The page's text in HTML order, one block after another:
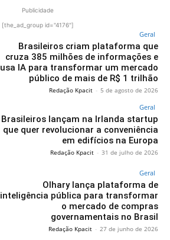
Publicidade
[the_ad_group id="4176"]
Geral
Brasileiros criam plataforma que
cruza 385 milhões de informações e
usa IA para transformar um mercado
público de mais de R$ 1 trilhão
Redação Kpacit - 5 de agosto de 2026
Geral
Brasileiros lançam na Irlanda startup
que quer revolucionar a conveniência
em edifícios na Europa
Redação Kpacit - 31 de julho de 2026
Geral
Olhary lança plataforma de
inteligência pública para transformar
o mercado de compras
governamentais no Brasil
Redação Kpacit - 27 de junho de 2026